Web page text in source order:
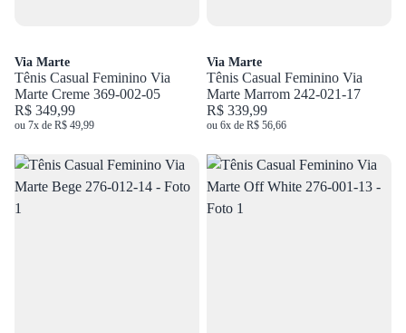
Via Marte
Tênis Casual Feminino Via
Marte Creme 369-002-05
R$ 349,99
ou 7x de R$ 49,99
Via Marte
Tênis Casual Feminino Via
Marte Marrom 242-021-17
R$ 339,99
ou 6x de R$ 56,66